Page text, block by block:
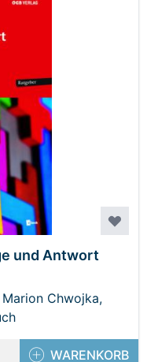
und Antwort
Chwojka,
WARENKORB